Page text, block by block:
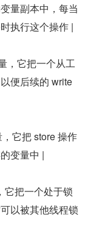
量副本中，每当
执行这个操作 |
，它把一个从工
便后续的 write
它把 store 操作
变量中 |
它把一个处于锁
以被其他线程锁